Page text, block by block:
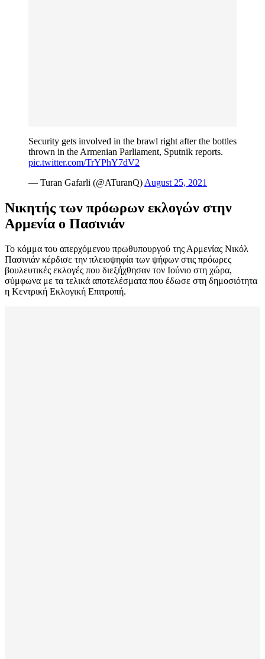
Security gets involved in the brawl right after the bottles
thrown in the Armenian Parliament, Sputnik reports.
pic.twitter.com/TrYPhY7dV2
— Turan Gafarli (@ATuranQ) August 25, 2021
Νικητής των πρόωρων εκλογών στην
Αρμενία ο Πασινιάν
Το κόμμα του απερχόμενου πρωθυπουργού της Αρμενίας Νικόλ
Πασινιάν κέρδισε την πλειοψηφία των ψήφων στις πρόωρες
βουλευτικές εκλογές που διεξήχθησαν τον Ιούνιο στη χώρα,
σύμφωνα με τα τελικά αποτελέσματα που έδωσε στη δημοσιότητα
η Κεντρική Εκλογική Επιτροπή.